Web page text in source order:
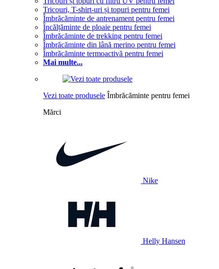
Tricouri, T-shirt-uri și topuri pentru femei
Îmbrăcăminte de antrenament pentru femei
Încălțăminte de ploaie pentru femei
Îmbrăcăminte de trekking pentru femei
Îmbrăcăminte din lână merino pentru femei
Îmbrăcăminte termoactivă pentru femei
Mai multe...
Vezi toate produsele Îmbrăcăminte pentru femei
Mărci
Nike
Helly Hansen